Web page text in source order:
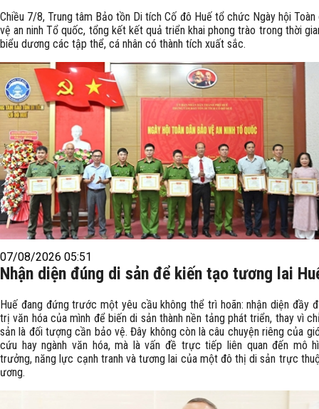
Chiều 7/8, Trung tâm Bảo tồn Di tích Cố đô Huế tổ chức Ngày hội Toàn
vệ an ninh Tổ quốc, tổng kết kết quả triển khai phong trào trong thời
biểu dương các tập thể, cá nhân có thành tích xuất sắc. ​
07/08/2026 05:51
Nhận diện đúng di sản để kiến tạo tương lai
Huế đang đứng trước một yêu cầu không thể trì hoãn: nhận diện đầy
trị văn hóa của mình để biến di sản thành nền tảng phát triển, thay vì
sản là đối tượng cần bảo vệ. Đây không còn là câu chuyện riêng của
cứu hay ngành văn hóa, mà là vấn đề trực tiếp liên quan đến mô
trưởng, năng lực cạnh tranh và tương lai của một đô thị di sản trực
ương.